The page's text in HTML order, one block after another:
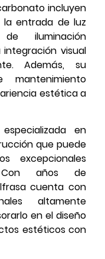
incluyen
la entrada de luz
iluminación
visual
Además, su
estética a
en
que puede
excepcionales
Con años de
cuenta con
altamente
en el diseño
estéticos con